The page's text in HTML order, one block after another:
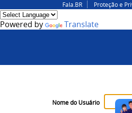
Fala.BR
Proteção e
Powered by Translate
Nome do Usuário